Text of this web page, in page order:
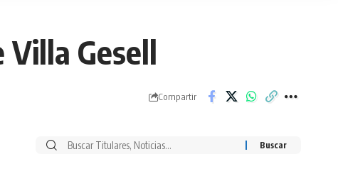
Gesell
Compartir
Buscar